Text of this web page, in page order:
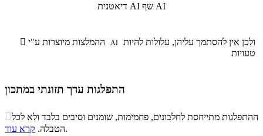
דיאטנית AI שף AI
 AI
טעויות
התפלגות ערך תזונתי במתכון
התפלגות ערך תזונתי במתכון
סיבים
שומנים חלבונים
ההתפלגות מתייחסת לחלבונים, פחמימות, שומנים וסיבים בלבד ולא לכל
הטבלה. קרא עוד
.